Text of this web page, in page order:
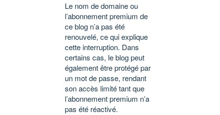
Le nom de domaine ou
l’abonnement premium de
ce blog n’a pas été
renouvelé, ce qui explique
cette interruption. Dans
certains cas, le blog peut
également être protégé par
un mot de passe, rendant
son accès limité tant que
l’abonnement premium n’a
pas été réactivé.